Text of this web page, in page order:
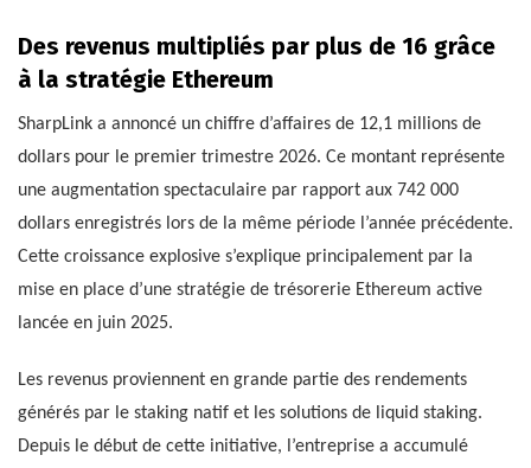
Des revenus multipliés par plus de 16 grâce
à la stratégie Ethereum
SharpLink a annoncé un chiffre d’affaires de 12,1 millions de
dollars pour le premier trimestre 2026. Ce montant représente
une augmentation spectaculaire par rapport aux 742 000
dollars enregistrés lors de la même période l’année précédente.
Cette croissance explosive s’explique principalement par la
mise en place d’une stratégie de trésorerie Ethereum active
lancée en juin 2025.
Les revenus proviennent en grande partie des rendements
générés par le staking natif et les solutions de liquid staking.
Depuis le début de cette initiative, l’entreprise a accumulé